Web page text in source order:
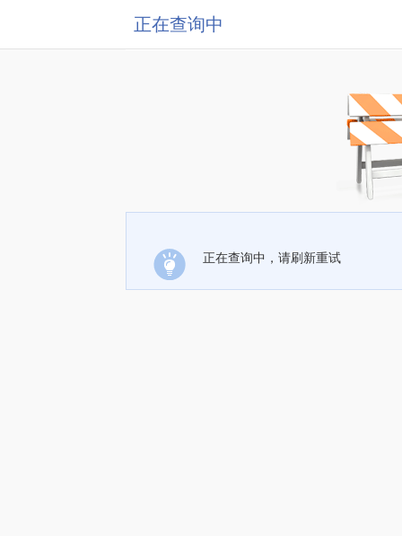
正在查询中
正在查询中，请刷新重试